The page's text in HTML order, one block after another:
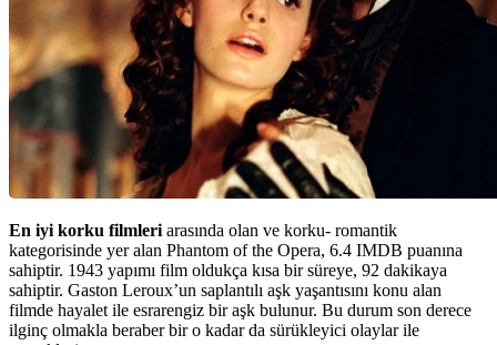
En iyi korku filmleri arasında olan ve korku- romantik
kategorisinde yer alan Phantom of the Opera, 6.4 IMDB puanına
sahiptir. 1943 yapımı film oldukça kısa bir süreye, 92 dakikaya
sahiptir. Gaston Leroux’un saplantılı aşk yaşantısını konu alan
filmde hayalet ile esrarengiz bir aşk bulunur. Bu durum son derece
ilginç olmakla beraber bir o kadar da sürükleyici olaylar ile